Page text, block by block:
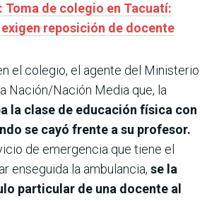
Toma de colegio en Tacuatí:
reposición de docente
el colegio, el agente del Ministerio
Nación/Nación Media que, la
la clase de educación física con
se cayó frente a su profesor.
de emergencia que tiene el
enseguida la ambulancia, se la
particular de una docente al